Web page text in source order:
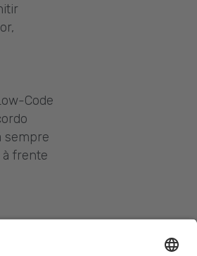
Code
sempre
frente